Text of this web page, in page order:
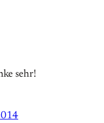
sehr!